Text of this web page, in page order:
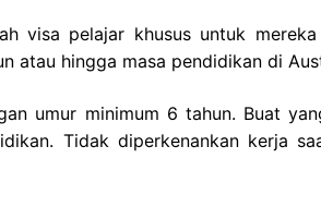
visa pelajar khusus untuk
atau hingga masa pendidikan di
umur minimum 6 tahun. Buat
Tidak diperkenankan kerja